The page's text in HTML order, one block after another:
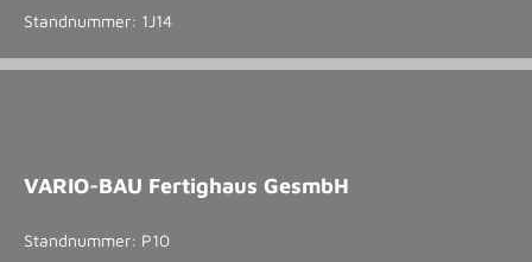
Standnummer: 1J14
VARIO-BAU Fertighaus GesmbH
Standnummer: P10